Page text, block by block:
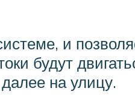
и
будут
на улицу.